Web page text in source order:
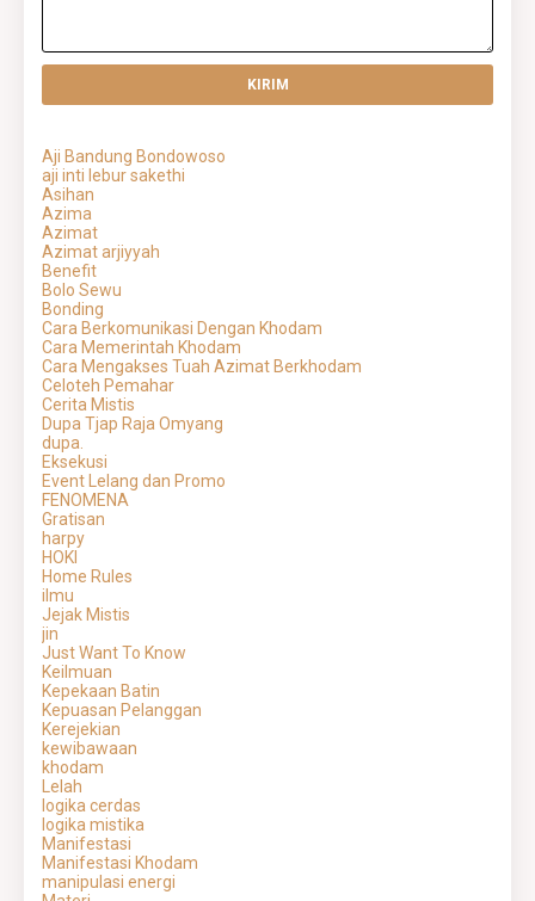
Aji Bandung Bondowoso
aji inti lebur sakethi
Asihan
Azima
Azimat
Azimat arjiyyah
Benefit
Bolo Sewu
Bonding
Cara Berkomunikasi Dengan Khodam
Cara Memerintah Khodam
Cara Mengakses Tuah Azimat Berkhodam
Celoteh Pemahar
Cerita Mistis
Dupa Tjap Raja Omyang
dupa.
Eksekusi
Event Lelang dan Promo
FENOMENA
Gratisan
harpy
HOKI
Home Rules
ilmu
Jejak Mistis
jin
Just Want To Know
Keilmuan
Kepekaan Batin
Kepuasan Pelanggan
Kerejekian
kewibawaan
khodam
Lelah
logika cerdas
logika mistika
Manifestasi
Manifestasi Khodam
manipulasi energi